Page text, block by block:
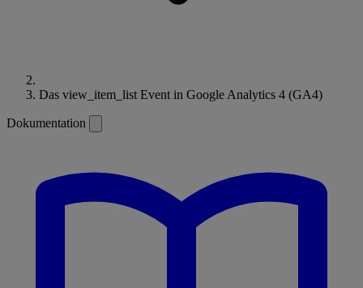
Das view_item_list Event in Google Analytics 4 (GA4)
Dokumentation